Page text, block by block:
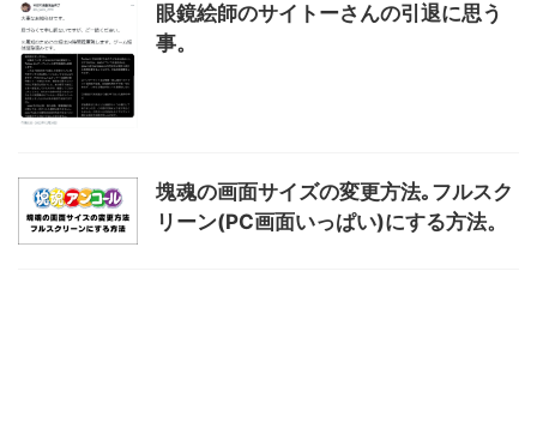
眼鏡絵師のサイトーさんの引退に思う
事。
塊魂の画面サイズの変更方法｡フルスク
リーン(PC画面いっぱい)にする方法。